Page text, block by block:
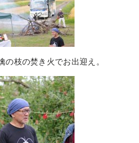
枝の焚き火でお出迎え。